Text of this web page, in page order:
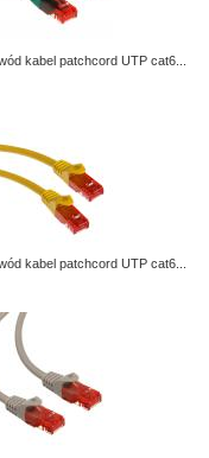
kabel patchcord UTP cat6...
kabel patchcord UTP cat6...